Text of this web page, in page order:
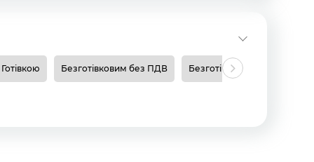
Готівкою Безготівковим без ПДВ Безготівковим з ПДВ